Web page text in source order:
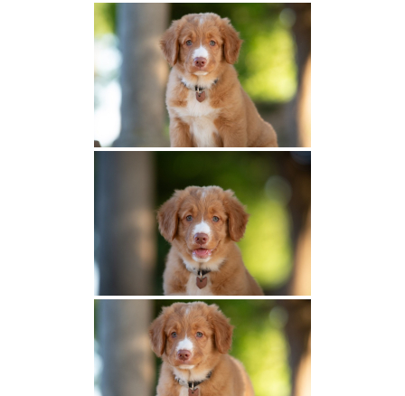
LES PORTÉES
Portées en cours
Portées à venir
Niagara et Lias
Légende et Vancouver
Una et Chono
Loupa et Païko
Portées archivées
2026
Texas et Togo